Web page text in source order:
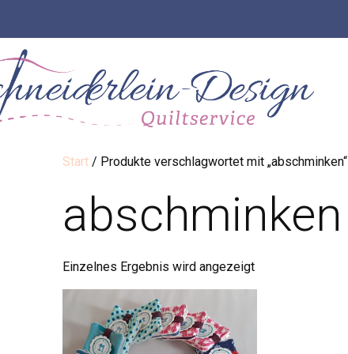
Start / Produkte verschlagwortet mit „abschminken“
abschminken
Einzelnes Ergebnis wird angezeigt